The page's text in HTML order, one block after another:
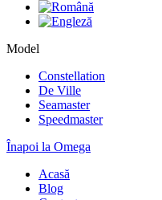
Model
Constellation
De Ville
Seamaster
Speedmaster
Înapoi la Omega
Acasă
Blog